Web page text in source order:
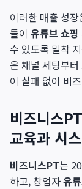
이러한 매출 성
들이 유튜브 쇼핑
수 있도록 밀착
은 채널 세팅부
이 실패 없이 비
비즈니스
교육과 시
비즈니스PT는
하고, 창업자유